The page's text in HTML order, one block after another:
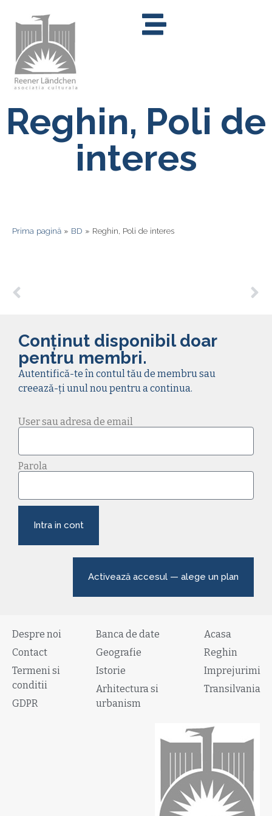
Reghin, Poli de
interes
Prima pagină » BD » Reghin, Poli de interes
Conținut disponibil doar
pentru membri.
Autentifică-te în contul tău de membru sau
creează-ți unul nou pentru a continua.
User sau adresa de email
Parola
Intra in cont
Activează accesul — alege un plan
Despre noi
Contact
Termeni si
conditii
GDPR
Banca de date
Geografie
Istorie
Arhitectura si
urbanism
Acasa
Reghin
Imprejurimi
Transilvania